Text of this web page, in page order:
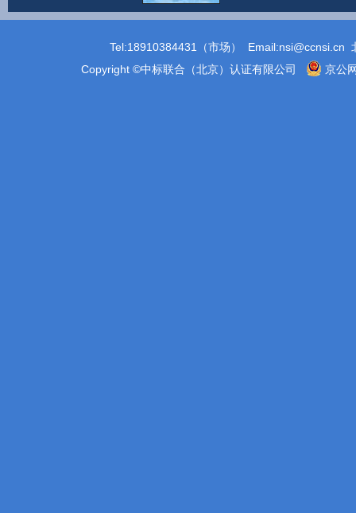
Tel:18910384431（市场） Email:nsi@ccnsi.cn
Copyright ©中标联合（北京）认证有限公司
京公